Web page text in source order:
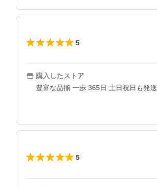
5
購入したストア
豊富な品揃 一歩 365日 土日祝日も発送
5